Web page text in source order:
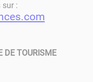
sur :
DE TOURISME